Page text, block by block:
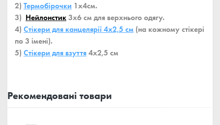
2) Термобірочки 1x4см.
3) Нейлонстик3x6 см для верхнього одягу.
4) Стікери для канцелярії 4x2,5 см (на кожному стікері
по 3 імені).
5) Стікери для взуття4x2,5 см
Рекомендовані товари